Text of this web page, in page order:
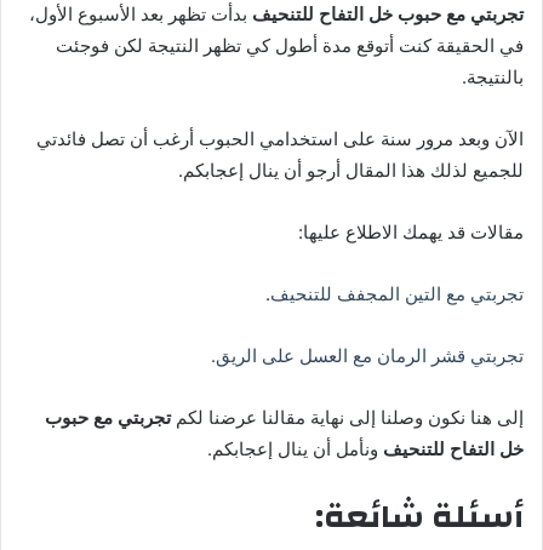
تجربتي مع حبوب خل التفاح للتنحيف بدأت تظهر بعد الأسبوع الأول،
في الحقيقة كنت أتوقع مدة أطول كي تظهر النتيجة لكن فوجئت
بالنتيجة.
الآن وبعد مرور سنة على استخدامي الحبوب أرغب أن تصل فائدتي
للجميع لذلك هذا المقال أرجو أن ينال إعجابكم.
مقالات قد يهمك الاطلاع عليها:
تجربتي مع التين المجفف للتنحيف.
تجربتي قشر الرمان مع العسل على الريق.
إلى هنا نكون وصلنا إلى نهاية مقالنا عرضنا لكم تجربتي مع حبوب
خل التفاح للتنحيف ونأمل أن ينال إعجابكم.
أسئلة شائعة: